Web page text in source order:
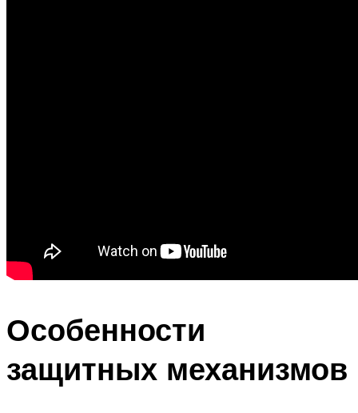
Особенности
защитных механизмов